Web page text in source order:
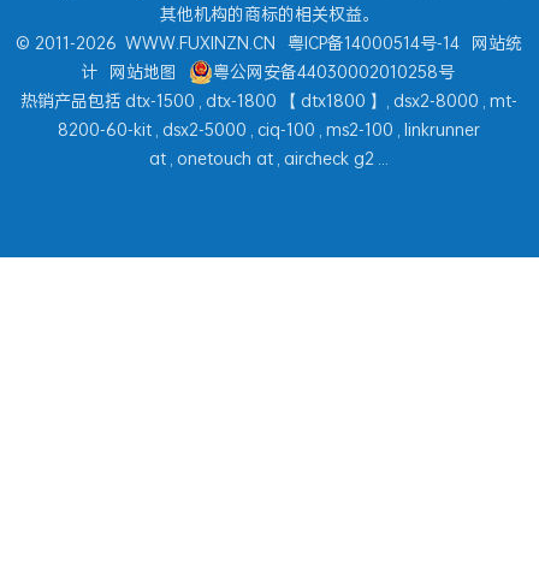
其他机构的商标的相关权益。
© 2011-2026 WWW.FUXINZN.CN 粤ICP备14000514号-14 网站统
计 网站地图
粤公网安备44030002010258号
热销产品包括 dtx-1500 dtx-1800 【 dtx1800 】, dsx2-8000 mt-
8200-60-kit dsx2-5000 ciq-100 ms2-100 linkrunner
at onetouch at aircheck g2